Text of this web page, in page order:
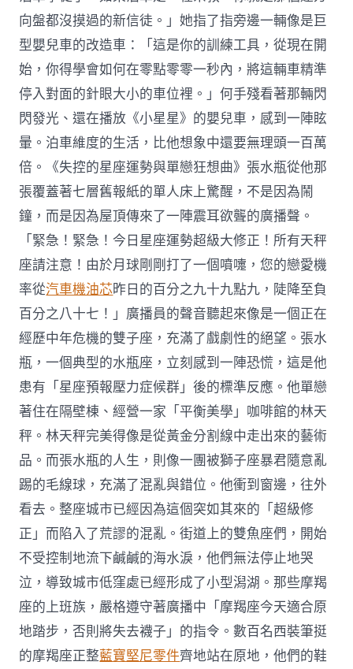
向盤都沒摸過的新信徒。」她指了指旁邊一輛像是巨
型嬰兒車的改造車：「這是你的訓練工具，從現在開
始，你得學會如何在零點零零一秒內，將這輛車精準
停入對面的針眼大小的車位裡。」何手殘看著那輛閃
閃發光、還在播放《小星星》的嬰兒車，感到一陣眩
暈。泊車維度的生活，比他想象中還要無理頭一百萬
倍。《失控的星座運勢與單戀狂想曲》張水瓶從他那
張覆蓋著七層舊報紙的單人床上驚醒，不是因為鬧
鐘，而是因為屋頂傳來了一陣震耳欲聾的廣播聲。
「緊急！緊急！今日星座運勢超級大修正！所有天秤
座請注意！由於月球剛剛打了一個噴嚏，您的戀愛機
率從汽車機油芯昨日的百分之九十九點九，陡降至負
百分之八十七！」廣播員的聲音聽起來像是一個正在
經歷中年危機的雙子座，充滿了戲劇性的絕望。張水
瓶，一個典型的水瓶座，立刻感到一陣恐慌，這是他
患有「星座預報壓力症候群」後的標準反應。他單戀
著住在隔壁棟、經營一家「平衡美學」咖啡館的林天
秤。林天秤完美得像是從黃金分割線中走出來的藝術
品。而張水瓶的人生，則像一團被獅子座暴君隨意亂
踢的毛線球，充滿了混亂與錯位。他衝到窗邊，往外
看去。整座城市已經因為這個突如其來的「超級修
正」而陷入了荒謬的混亂。街道上的雙魚座們，開始
不受控制地流下鹹鹹的海水淚，他們無法停止地哭
泣，導致城市低窪處已經形成了小型潟湖。那些摩羯
座的上班族，嚴格遵守著廣播中「摩羯座今天適合原
地踏步，否則將失去襪子」的指令。數百名西裝筆挺
的摩羯座正整藍寶堅尼零件齊地站在原地，他們的鞋